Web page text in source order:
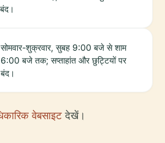
सोमवार-शुक्रवार, सुबह 9:00 बजे से शाम
6:00 बजे तक; सप्ताहांत और छुट्टियों पर
बंद।
वेबसाइट देखें।